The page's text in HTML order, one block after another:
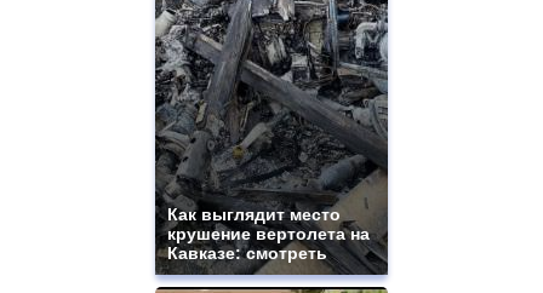
Как выглядит место
крушение вертолета на
Кавказе: смотреть